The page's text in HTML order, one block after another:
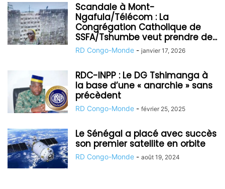
Scandale à Mont-
Ngafula/Télécom : La
Congrégation Catholique de
SSFA/Tshumbe veut prendre de...
RD Congo-Monde - janvier 17, 2026
RDC-INPP : Le DG Tshimanga à
la base d’une « anarchie » sans
précèdent
RD Congo-Monde - février 25, 2025
Le Sénégal a placé avec succès
son premier satellite en orbite
RD Congo-Monde - août 19, 2024